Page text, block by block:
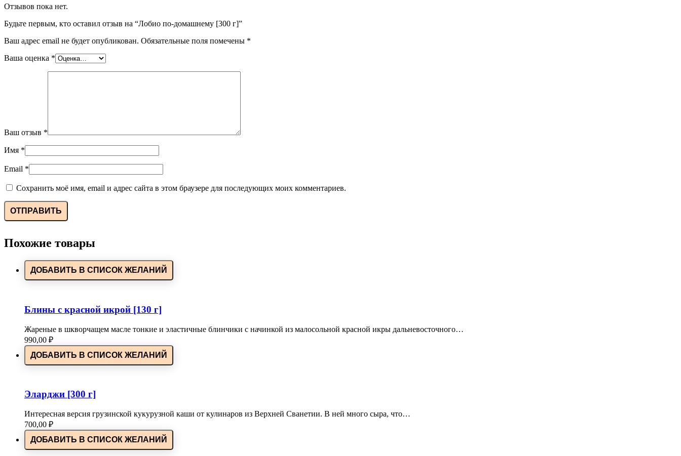
Отзывов пока нет.
Будьте первым, кто оставил отзыв на “Лобио по-домашнему [300 г]”
Ваш адрес email не будет опубликован. Обязательные поля помечены *
Ваша оценка *
Ваш отзыв *
Имя *
Email *
Сохранить моё имя, email и адрес сайта в этом браузере для последующих моих комментариев.
Похожие товары
ДОБАВИТЬ В СПИСОК ЖЕЛАНИЙ
Блины с красной икрой [130 г]
Жареные в шкворчащем масле тонкие и эластичные блинчики с начинкой из малосольной красной икры дальневосточного…
990,00 ₽
ДОБАВИТЬ В СПИСОК ЖЕЛАНИЙ
Эларджи [300 г]
Интересная версия грузинской кукурузной каши от кулинаров из Верхней Сванетии. В ней много сыра, что…
700,00 ₽
ДОБАВИТЬ В СПИСОК ЖЕЛАНИЙ